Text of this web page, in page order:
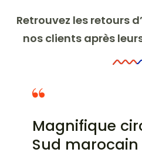
Retrouvez les retours
nos clients après
Magnifique
Sud marocain